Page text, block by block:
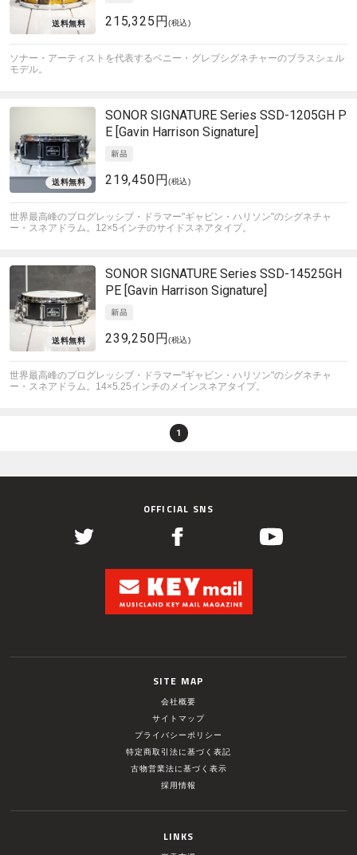
215,325円(税込)
ソナー・アーティストを代表するベニー・グレブシグネチャーのブラスシェル
モデル。
SONOR SIGNATURE Series SSD-1205GH P
E [Gavin Harrison Signature]
219,450円(税込)
世界最高峰のプログレッシブ・ドラマー"ギャビン・ハリソン"のシグネチャ
ー・スネアドラム。12×5インチのサイドスネアタイプ。
SONOR SIGNATURE Series SSD-14525GH
PE [Gavin Harrison Signature]
239,250円(税込)
世界最高峰のプログレッシブ・ドラマー"ギャビン・ハリソン"のシグネチャ
ー・スネアドラム。14×5.25インチのメインスネアタイプ。
1
OFFICIAL SNS
SITE MAP
会社概要
サイトマップ
プライバシーポリシー
特定商取引法に基づく表記
古物営業法に基づく表示
採用情報
LINKS